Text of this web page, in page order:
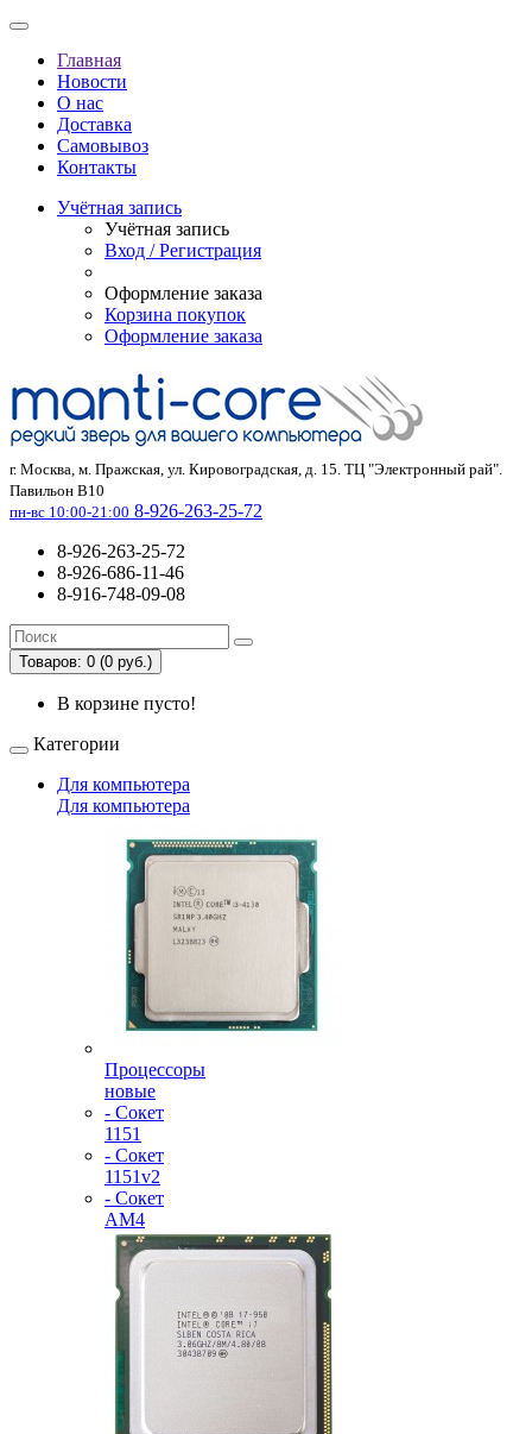
Главная
Новости
О нас
Доставка
Самовывоз
Контакты
Учётная запись
Учётная запись
Вход / Регистрация
Оформление заказа
Корзина покупок
Оформление заказа
г. Москва, м. Пражская, ул. Кировоградская, д. 15. ТЦ "Электронный рай".
Павильон В10
пн-вс 10:00-21:00 8-926-263-25-72
8-926-263-25-72
8-926-686-11-46
8-916-748-09-08
Товаров: 0 (0 руб.)
В корзине пусто!
Категории
Для компьютера
Для компьютера
Процессоры
новые
- Сокет
1151
- Сокет
1151v2
- Сокет
AM4